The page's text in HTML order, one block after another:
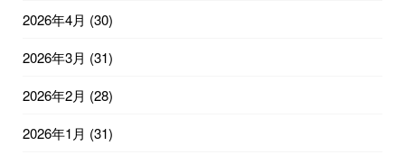
2026年4月 (30)
2026年3月 (31)
2026年2月 (28)
2026年1月 (31)